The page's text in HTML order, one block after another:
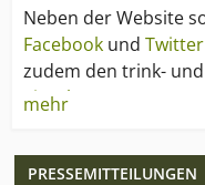
Neben der Website
Facebook und Twitter
zudem den trink-
ein Glas"
mehr
PRESSEMITTEILUNGEN